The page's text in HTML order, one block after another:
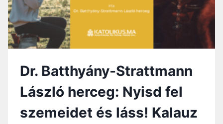
AZ
EGÉSZ
ÉLETRE
VI.
RÉSZ
Dr. Batthyány-Strattmann
László herceg: Nyisd fel
szemeidet és láss! Kalauz